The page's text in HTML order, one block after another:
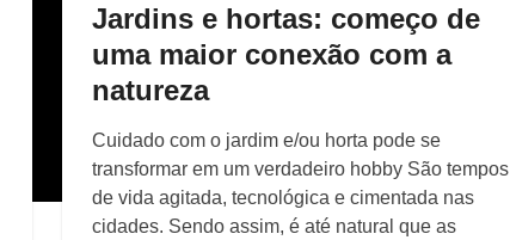
Jardins e hortas: começo de
uma maior conexão com a
natureza
Cuidado com o jardim e/ou horta pode se
transformar em um verdadeiro hobby São tempos
de vida agitada, tecnológica e cimentada nas
cidades. Sendo assim, é até natural que as